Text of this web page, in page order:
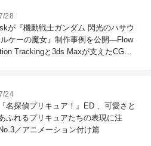
28
が『機動戦士ガンダム 閃光のハサウ
ルケーの魔女』制作事例を公開―Flow
Trackingと3ds Maxが支えたCG制
24
名探偵プリキュア！』ED 、可愛さと
ふれるプリキュアたちの表現に注
／アニメーション付け篇